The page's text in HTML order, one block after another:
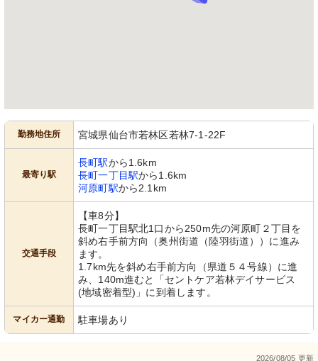
勤務地住所 宮城県仙台市若林区若林7-1-22F
最寄り駅
長町駅から1.6km
長町一丁目駅から1.6km
河原町駅から2.1km
交通手段
【車8分】
長町一丁目駅北1口から250m先の河原町２丁目を
斜め右手前方向（奥州街道（陸羽街道））に進み
ます。
1.7km先を斜め右手前方向（県道５４号線）に進
み、140m進むと「セントケア若林デイサービス
(地域密着型)」に到着します。
マイカー通勤 駐車場あり
2026/08/05 更新